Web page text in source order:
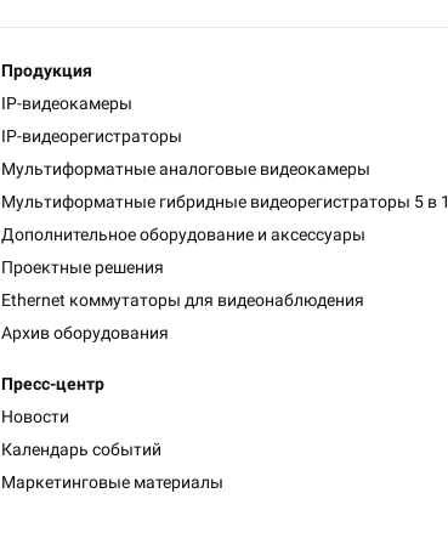
Продукция
IP-видеокамеры
IP-видеорегистраторы
Мультиформатные аналоговые видеокамеры
Мультиформатные гибридные видеорегистраторы 5 в 1
Дополнительное оборудование и аксессуары
Проектные решения
Ethernet коммутаторы для видеонаблюдения
Архив оборудования
Пресс-центр
Новости
Календарь событий
Маркетинговые материалы